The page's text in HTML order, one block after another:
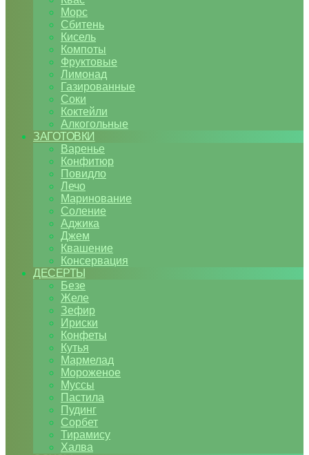
Морс
Сбитень
Кисель
Компоты
Фруктовые
Лимонад
Газированные
Соки
Коктейли
Алкогольные
ЗАГОТОВКИ
Варенье
Конфитюр
Повидло
Лечо
Маринование
Соление
Аджика
Джем
Квашение
Консервация
ДЕСЕРТЫ
Безе
Желе
Зефир
Ириски
Конфеты
Кутья
Мармелад
Мороженое
Муссы
Пастила
Пудинг
Сорбет
Тирамису
Халва